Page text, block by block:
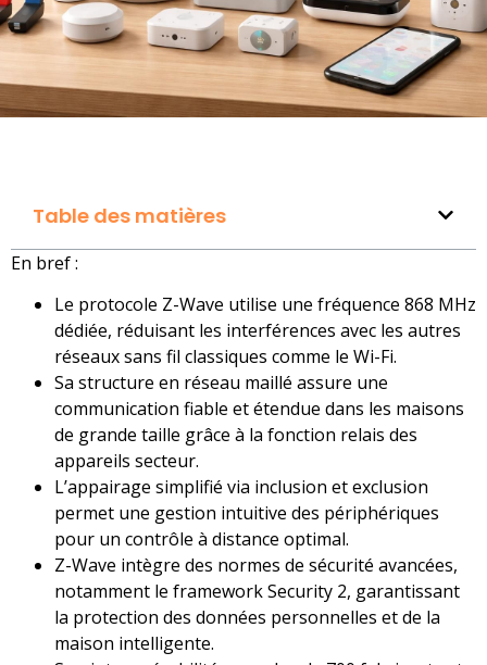
Table des matières
En bref :
Le protocole Z-Wave utilise une fréquence 868 MHz
dédiée, réduisant les interférences avec les autres
réseaux sans fil classiques comme le Wi-Fi.
Sa structure en réseau maillé assure une
communication fiable et étendue dans les maisons
de grande taille grâce à la fonction relais des
appareils secteur.
L’appairage simplifié via inclusion et exclusion
permet une gestion intuitive des périphériques
pour un contrôle à distance optimal.
Z-Wave intègre des normes de sécurité avancées,
notamment le framework Security 2, garantissant
la protection des données personnelles et de la
maison intelligente.